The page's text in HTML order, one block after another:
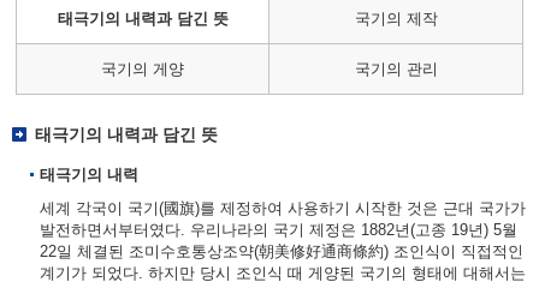
태극기의 내력과 담긴 뜻 국기의 제작
국기의 게양 국기의 관리
태극기의 내력과 담긴 뜻
태극기의 내력
세계 각국이 국기(國旗)를 제정하여 사용하기 시작한 것은 근대 국가가
발전하면서부터였다. 우리나라의 국기 제정은 1882년(고종 19년) 5월
22일 체결된 조미수호통상조약(朝美修好通商條約) 조인식이 직접적인
계기가 되었다. 하지만 당시 조인식 때 게양된 국기의 형태에 대해서는